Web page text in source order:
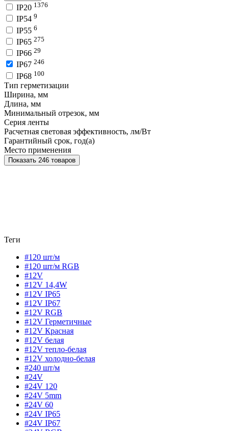
IP20 1376
IP54 9
IP55 6
IP65 275
IP66 29
IP67 246
IP68 100
Тип герметизации
Ширина, мм
Длина, мм
Минимальный отрезок, мм
Серия ленты
Расчетная световая эффективность, лм/Вт
Гарантийный срок, год(а)
Место применения
Показать 246 товаров
Теги
#120 шт/м
#120 шт/м RGB
#12V
#12V 14,4W
#12V IP65
#12V IP67
#12V RGB
#12V Герметичные
#12V Красная
#12V белая
#12V тепло-белая
#12V холодно-белая
#240 шт/м
#24V
#24V 120
#24V 5mm
#24V 60
#24V IP65
#24V IP67